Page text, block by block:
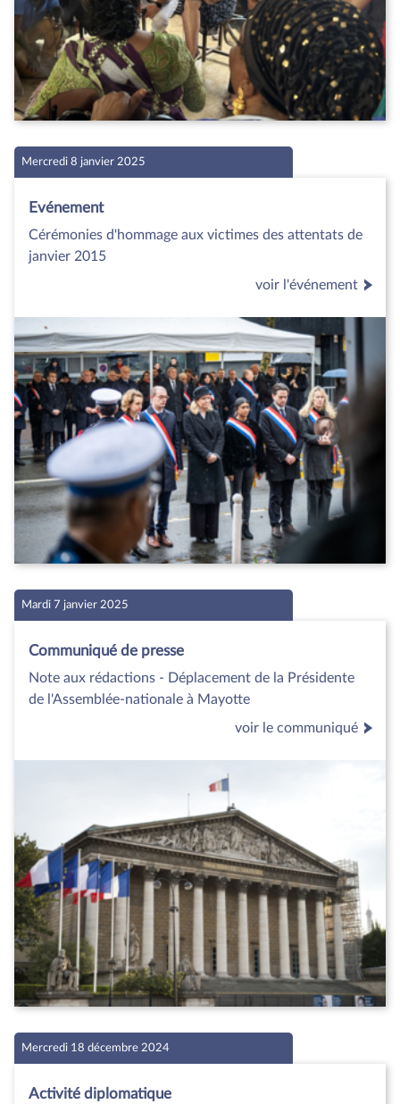
Mercredi 8 janvier 2025
Evénement
Cérémonies d'hommage aux victimes des attentats de
janvier 2015
voir l'événement
Mardi 7 janvier 2025
Communiqué de presse
Note aux rédactions - Déplacement de la Présidente
de l'Assemblée-nationale à Mayotte
voir le communiqué
Mercredi 18 décembre 2024
Activité diplomatique